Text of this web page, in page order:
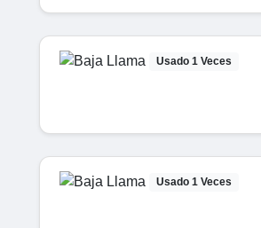
Usado 1 Veces
Usado 1 Veces